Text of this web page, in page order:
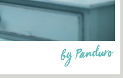
by Panduro